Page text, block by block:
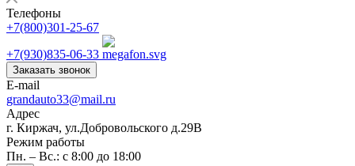
Телефоны
+7(800)301-25-67
+7(930)835-06-33
Заказать звонок
E-mail
grandauto33@mail.ru
Адрес
г. Киржач, ул.Добровольского д.29В
Режим работы
Пн. – Вс.: с 8:00 до 18:00